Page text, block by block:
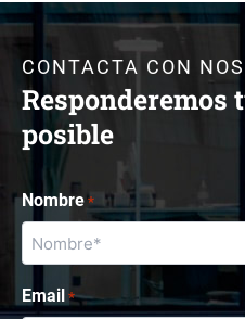
CONTACTA CON
Responderemos
posible
Nombre *
Email *